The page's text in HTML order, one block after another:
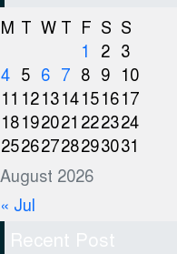
August 2026
M T W T F S S
1
2 3
4 5 6 7 8 9
10
11 121314151617
18192021 222324
25262728293031
« Jul
Recent Post